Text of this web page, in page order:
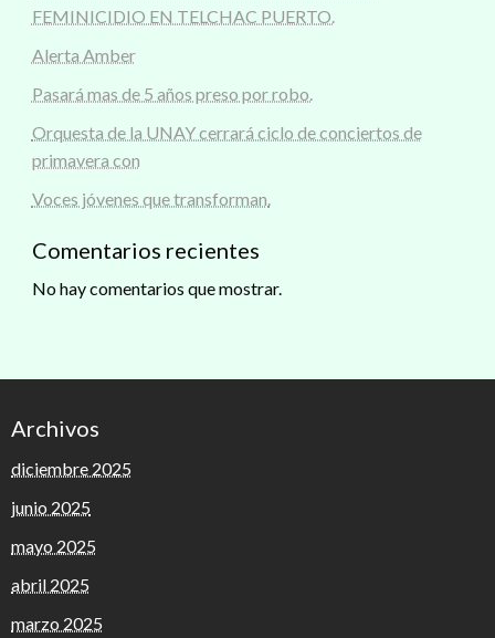
FEMINICIDIO EN TELCHAC PUERTO.
Alerta Amber
Pasará mas de 5 años preso por robo.
Orquesta de la UNAY cerrará ciclo de conciertos de
primavera con
Voces jóvenes que transforman.
Comentarios recientes
No hay comentarios que mostrar.
Archivos
diciembre 2025
junio 2025
mayo 2025
abril 2025
marzo 2025